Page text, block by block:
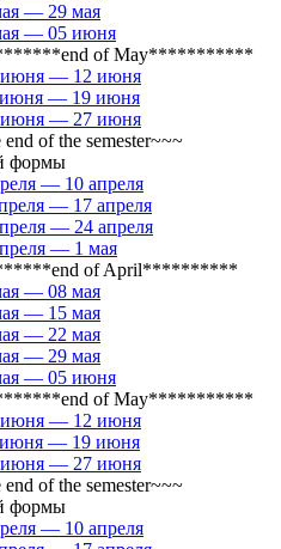
— 29 мая
— 05 июня
of May***********
июня — 12 июня
июня — 19 июня
июня — 27 июня
of the semester~~~
формы
— 10 апреля
— 17 апреля
— 24 апреля
— 1 мая
of April**********
— 08 мая
— 15 мая
— 22 мая
— 29 мая
— 05 июня
of May***********
июня — 12 июня
июня — 19 июня
июня — 27 июня
of the semester~~~
формы
— 10 апреля